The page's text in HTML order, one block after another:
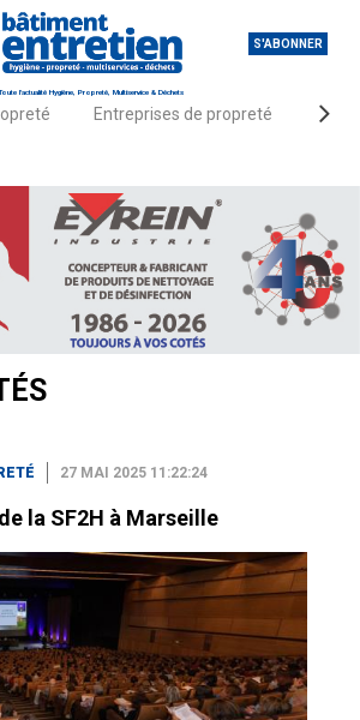
S'ABONNER
Toute l'actualité Hygiène, Propreté, Multiservice & Déchets
Entreprises de propreté
Hygiène & Propreté
27 MAI 2025 11:22:24
la SF2H à Marseille